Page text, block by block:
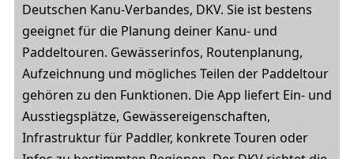
Deutschen Kanu-Verbandes, DKV. Sie ist bestens
geeignet für die Planung deiner Kanu- und
Paddeltouren. Gewässerinfos, Routenplanung,
Aufzeichnung und mögliches Teilen der Paddeltour
gehören zu den Funktionen. Die App liefert Ein- und
Ausstiegsplätze, Gewässereigenschaften,
Infrastruktur für Paddler, konkrete Touren oder